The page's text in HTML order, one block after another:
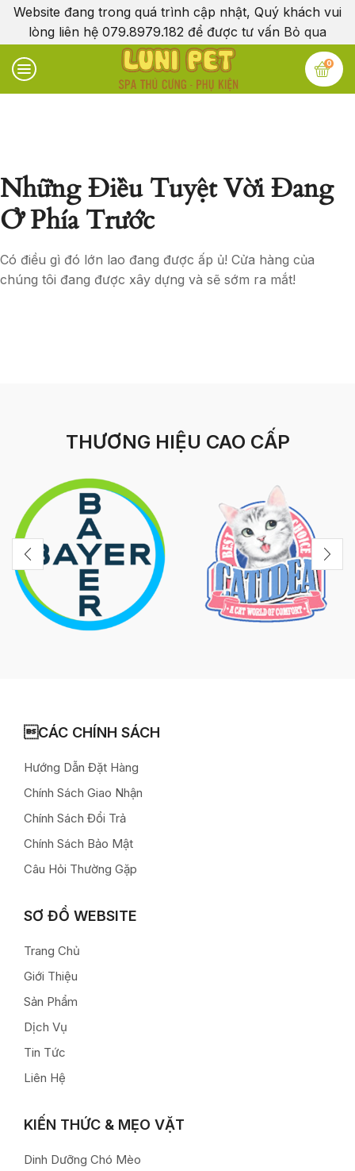
Website đang trong quá trình cập nhật, Quý khách vui
lòng liên hệ 079.8979.182 để được tư vấn Bỏ qua
0
Những Điều Tuyệt Vời Đang
Ở Phía Trước
Có điều gì đó lớn lao đang được ấp ủ! Cửa hàng của
chúng tôi đang được xây dựng và sẽ sớm ra mắt!
THƯƠNG HIỆU CAO CẤP
CÁC CHÍNH SÁCH
Hướng Dẫn Đặt Hàng
Chính Sách Giao Nhận
Chính Sách Đổi Trả
Chính Sách Bảo Mật
Câu Hỏi Thường Gặp
SƠ ĐỒ WEBSITE
Trang Chủ
Giới Thiệu
Sản Phẩm
Dịch Vụ
Tin Tức
Liên Hệ
KIẾN THỨC & MẸO VẶT
Dinh Dưỡng Chó Mèo